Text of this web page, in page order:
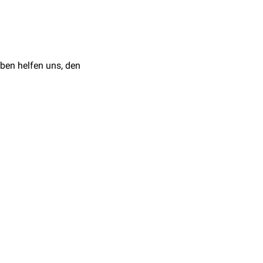
6. Halswirbel.
Bereich der
Kontraktion
helfen uns, den